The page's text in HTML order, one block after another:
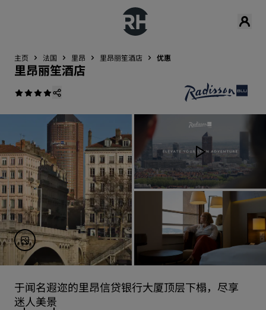
主页 法国 里昂 里昂丽笙酒店 优惠
里昂丽笙酒店
于闻名遐迩的里昂信贷银行大厦顶层下榻，尽享
迷人美景